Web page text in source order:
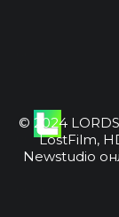
© 2024
LostFilm,
Newstudio